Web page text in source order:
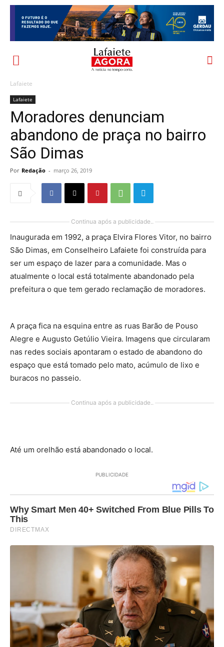
Lafaiete
Lafaiete
Moradores denunciam
abandono de praça no bairro
São Dimas
Por Redação - março 26, 2019
Continua após a publicidade..
Inaugurada em 1992, a praça Elvira Flores Vitor, no bairro
São Dimas, em Conselheiro Lafaiete foi construída para
ser um espaço de lazer para a comunidade. Mas o
atualmente o local está totalmente abandonado pela
prefeitura o que tem gerado reclamação de moradores.
A praça fica na esquina entre as ruas Barão de Pouso
Alegre e Augusto Getúlio Vieira. Imagens que circularam
nas redes sociais apontaram o estado de abandono do
espaço que está tomado pelo mato, acúmulo de lixo e
buracos no passeio.
Continua após a publicidade..
Até um orelhão está abandonado o local.
PUBLICIDADE